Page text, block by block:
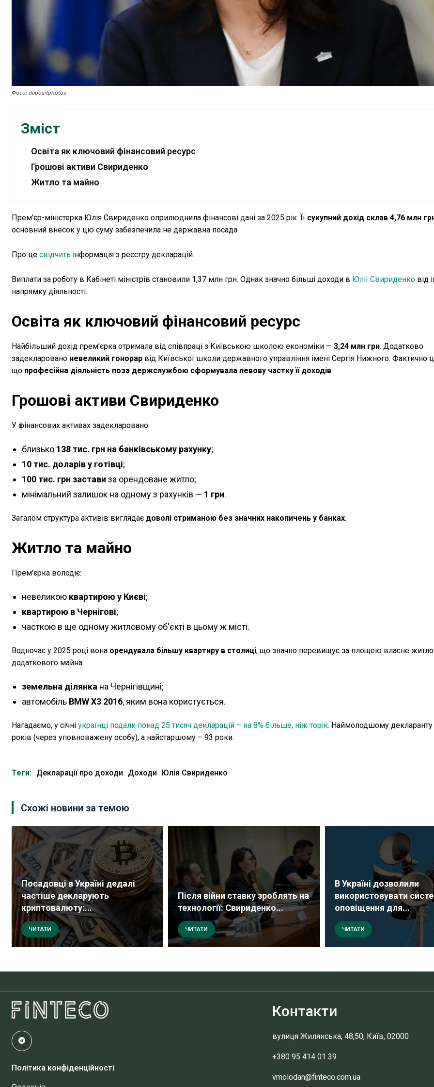
Фото: depositphotos
Зміст
Освіта як ключовий фінансовий ресурс
Грошові активи Свириденко
Житло та майно
Прем'єр-міністерка Юлія Свириденко оприлюднила фінансові дані за 2025 рік. Її сукупний дохід склав 4,76 млн
основний внесок у цю суму забезпечила не державна посада.
Про це свідчить інформація з реєстру декларацій.
Виплати за роботу в Кабінеті міністрів становили 1,37 млн грн. Однак значно більші доходи в Юлії Свириденко від
напрямку діяльності.
Освіта як ключовий фінансовий ресурс
Найбільший дохід прем'єрка отримала від співпраці з Київською школою економіки — 3,24 млн грн. Додатково
задекларовано невеликий гонорар від Київської школи державного управління імені Сергія Нижного. Фактично
що професійна діяльність поза держслужбою сформувала левову частку її доходів.
Грошові активи Свириденко
У фінансових активах задекларовано:
близько 138 тис. грн на банківському рахунку;
10 тис. доларів у готівці;
100 тис. грн застави за орендоване житло;
мінімальний залишок на одному з рахунків — 1 грн.
Загалом структура активів виглядає доволі стриманою без значних накопичень у банках.
Житло та майно
Прем'єрка володіє:
невеликою квартирою у Києві;
квартирою в Чернігові;
часткою в ще одному житловому об'єкті в цьому ж місті.
Водночас у 2025 році вона орендувала більшу квартиру в столиці, що значно перевищує за площею власне
додаткового майна:
земельна ділянка на Чернігівщині;
автомобіль BMW X3 2016, яким вона користується.
Нагадаємо, у січні українці подали понад 25 тисяч декларацій – на 8% більше, ніж торік. Наймолодшому декларанту
років (через уповноважену особу), а найстаршому – 93 роки.
Теги: Декларації про доходи Доходи Юлія Свириденко
Схожі новини за темою
Посадовці в Україні дедалі
частіше декларують
криптовалюту:...
ЧИТАТИ
Після війни ставку зроблять на
технології: Свириденко...
ЧИТАТИ
В Україні дозволили
використовувати
оповіщення для...
ЧИТАТИ
Політика конфіденційності
Контакти
вулиця Жилянська, 48,50, Київ, 02000
+380 95 414 01 39
vmolodan@finteco.com.ua